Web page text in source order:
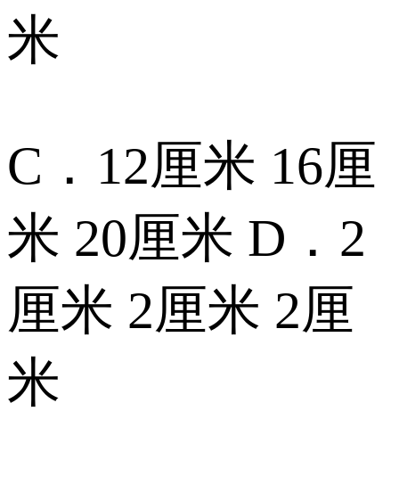
米
C．12厘米 16厘
米 20厘米 D．2
厘米 2厘米 2厘
米